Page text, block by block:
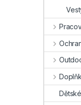
Dětské